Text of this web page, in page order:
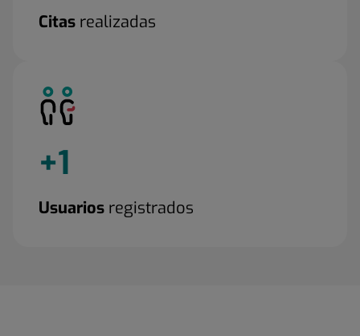
Citas realizadas
+1
Usuarios registrados